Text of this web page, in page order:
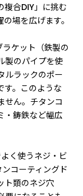
複合DIY」に挑む
場を広げます。
ケット（鉄製の
製のパイプを使
ルラックのポー
す。このような
せん。チタンコ
・鋳鉄など幅広
く使うネジ・ビ
コーティングド
ト類のネジ穴